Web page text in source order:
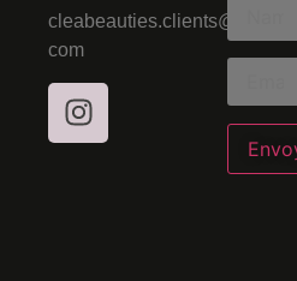
cleabeauties.clients@gmail.
com